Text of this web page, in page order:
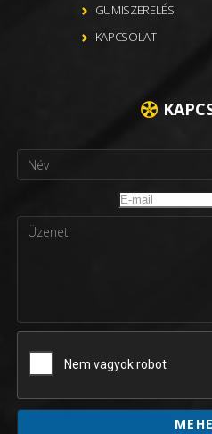
GUMISZERELÉS
KAPCSOLAT